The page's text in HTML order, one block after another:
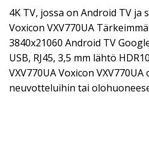
4K TV, jossa on Android TV ja
Voxicon VXV770UA
3840x21060 Android TV
USB, RJ45, 3,5 mm lähtö
VXV770UA Voxicon
neuvotteluihin tai